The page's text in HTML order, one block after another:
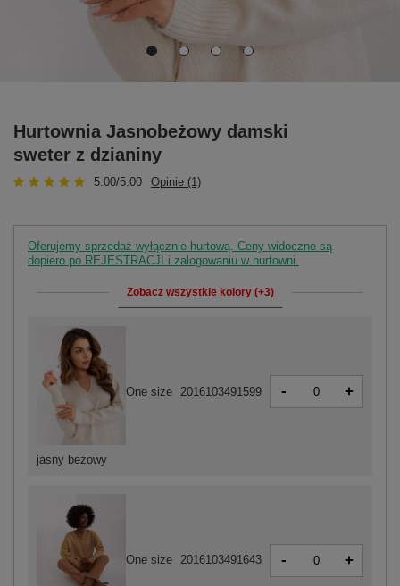
Hurtownia Jasnobeżowy damski
sweter z dzianiny
5.00/5.00 Opinie (1)
Oferujemy sprzedaż wyłącznie hurtową. Ceny widoczne są
dopiero po REJESTRACJI i zalogowaniu w hurtowni.
Zobacz wszystkie kolory (+3)
One size 2016103491643 - +
jasny beżowy
One size 2016103491599 - +